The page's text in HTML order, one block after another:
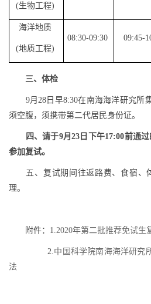
(生物工程)
海洋地质
(地质工程)
08:30-09:30 09:45-
三、体检
9月28 日早8:30在南海海洋研究所
须空腹，须携带第二代居民身份证。
四、请于9月23 日下午17:00前通
参加复试。
五、复试期间往返路费、食宿、
理。
附件： 1.2020年第二批推荐免试生
2.中国科学院南海海洋研究
法